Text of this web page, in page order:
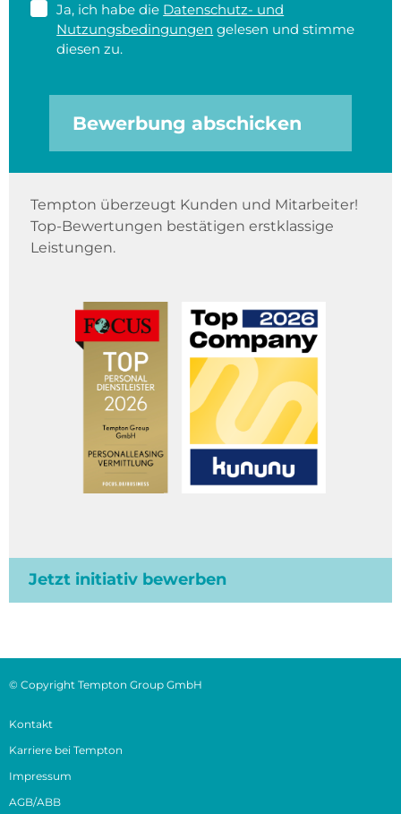
Ja, ich habe die Datenschutz- und
Nutzungsbedingungen gelesen und stimme
diesen zu.
Bewerbung abschicken
Tempton überzeugt Kunden und Mitarbeiter!
Top-Bewertungen bestätigen erstklassige
Leistungen.
Jetzt initiativ bewerben
© Copyright Tempton Group GmbH
Kontakt
Karriere bei Tempton
Impressum
AGB/ABB